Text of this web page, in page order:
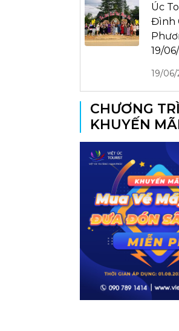
Úc
Đình
19/
19/
CHƯƠNG
KHUYẾN